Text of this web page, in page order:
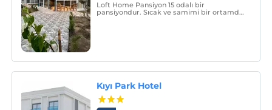
Loft Home Pansiyon 15 odalı bir
pansiyondur. Sıcak ve samimi bir ortamda
Kıyı Park Hotel